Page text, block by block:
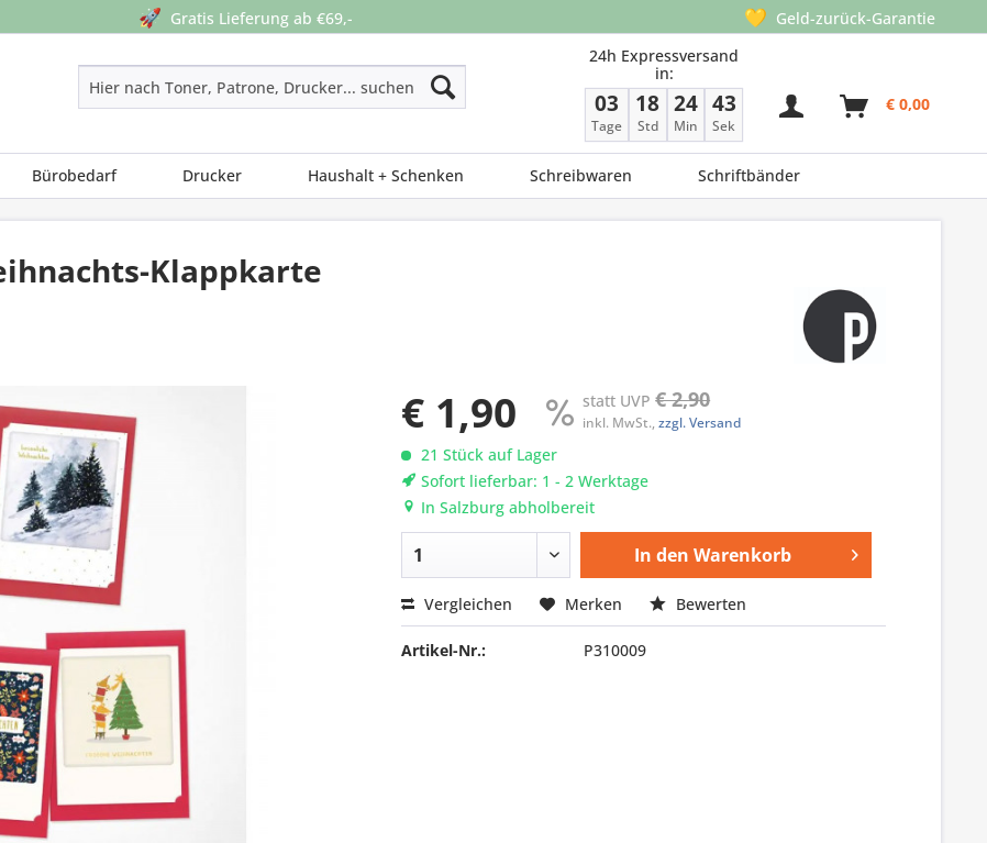
🚀 Gratis Lieferung ab €69,- 💛 Geld-zurück-Garantie
24h Expressversand
in:
03
Tage
18
Std
24
Min
42
Sek
€ 0,00
Bürobedarf Drucker Haushalt + Schenken Schreibwaren Schriftbänder
Klappkarte
€ 1,90 statt UVP€ 2,90
inkl. MwSt.,zzgl. Versand
21 Stück auf Lager
Sofort lieferbar: 1 - 2 Werktage
In Salzburg abholbereit
In den Warenkorb
Vergleichen Merken Bewerten
Artikel-Nr.: P310009